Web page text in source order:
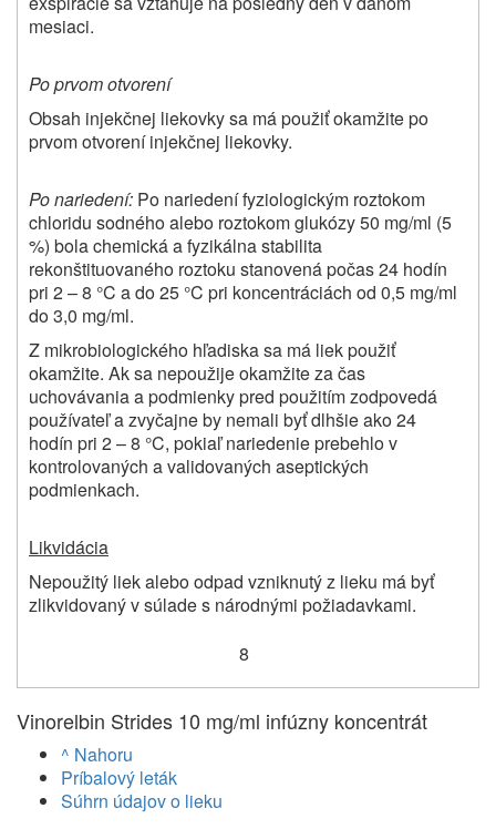
mesiaci.
Po prvom otvorení
Obsah injekčnej liekovky sa má použiť okamžite po
prvom otvorení injekčnej liekovky.
Po nariedení: Po nariedení fyziologickým roztokom
chloridu sodného alebo roztokom glukózy 50 mg/ml (5
%) bola chemická a fyzikálna stabilita
rekonštituovaného roztoku stanovená počas 24 hodín
pri 2 – 8 °C a do 25 °C pri koncentráciách od 0,5 mg/ml
do 3,0 mg/ml.
Z mikrobiologického hľadiska sa má liek použiť
okamžite. Ak sa nepoužije okamžite za čas
uchovávania a podmienky pred použitím zodpovedá
používateľ a zvyčajne by nemali byť dlhšie ako 24
hodín pri 2 – 8 °C, pokiaľ nariedenie prebehlo v
kontrolovaných a validovaných aseptických
podmienkach.
Likvidácia
Nepoužitý liek alebo odpad vzniknutý z lieku má byť
zlikvidovaný v súlade s národnými požiadavkami.
8
Vinorelbin Strides 10 mg/ml infúzny koncentrát
^ Nahoru
Príbalový leták
Súhrn údajov o lieku